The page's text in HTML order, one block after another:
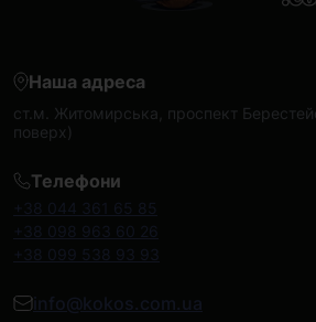
Наша адреса
ст.м. Житомирська, проспект
поверх)
Телефони
+38 044 361 65 85
+38 098 963 60 26
+38 099 538 93 93
info@kokos.com.ua